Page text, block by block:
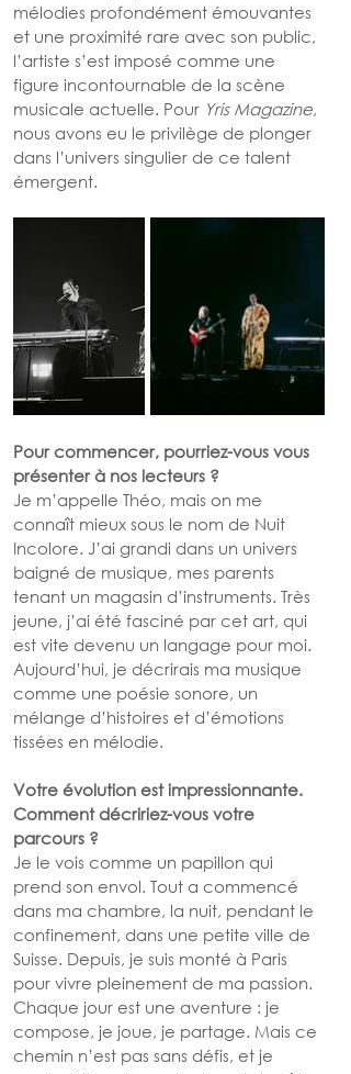
mélodies profondément émouvantes
et une proximité rare avec son public,
l’artiste s’est imposé comme une
figure incontournable de la scène
musicale actuelle. Pour Yris Magazine,
nous avons eu le privilège de plonger
dans l’univers singulier de ce talent
émergent.
Pour commencer, pourriez-vous vous
présenter à nos lecteurs ?
Je m’appelle Théo, mais on me
connaît mieux sous le nom de Nuit
Incolore. J’ai grandi dans un univers
baigné de musique, mes parents
tenant un magasin d’instruments. Très
jeune, j’ai été fasciné par cet art, qui
est vite devenu un langage pour moi.
Aujourd’hui, je décrirais ma musique
comme une poésie sonore, un
mélange d’histoires et d’émotions
tissées en mélodie.
Votre évolution est impressionnante.
Comment décririez-vous votre
parcours ?
Je le vois comme un papillon qui
prend son envol. Tout a commencé
dans ma chambre, la nuit, pendant le
confinement, dans une petite ville de
Suisse. Depuis, je suis monté à Paris
pour vivre pleinement de ma passion.
Chaque jour est une aventure : je
compose, je joue, je partage. Mais ce
chemin n’est pas sans défis, et je